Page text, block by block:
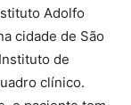
Adolfo
cidade de São
de
clínico.